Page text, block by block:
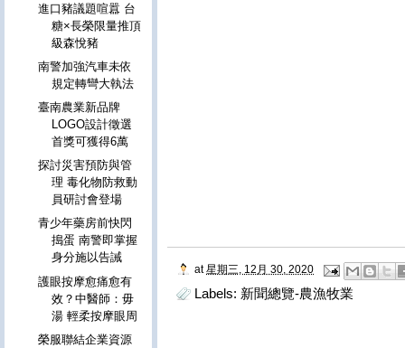
at星期三, 12月 30, 2020
Labels: 新聞總覽-農漁牧業
進口豬議題喧囂 台
糖×長榮限量推頂
級森悅豬
南警加強汽車未依
規定轉彎大執法
臺南農業新品牌
LOGO設計徵選
首獎可獲得6萬
探討災害預防與管
理 毒化物防救動
員研討會登場
青少年藥房前快閃
搗蛋 南警即掌握
身分施以告誡
護眼按摩愈痛愈有
效？中醫師：毋
湯 輕柔按摩眼周
榮服聯結企業資源